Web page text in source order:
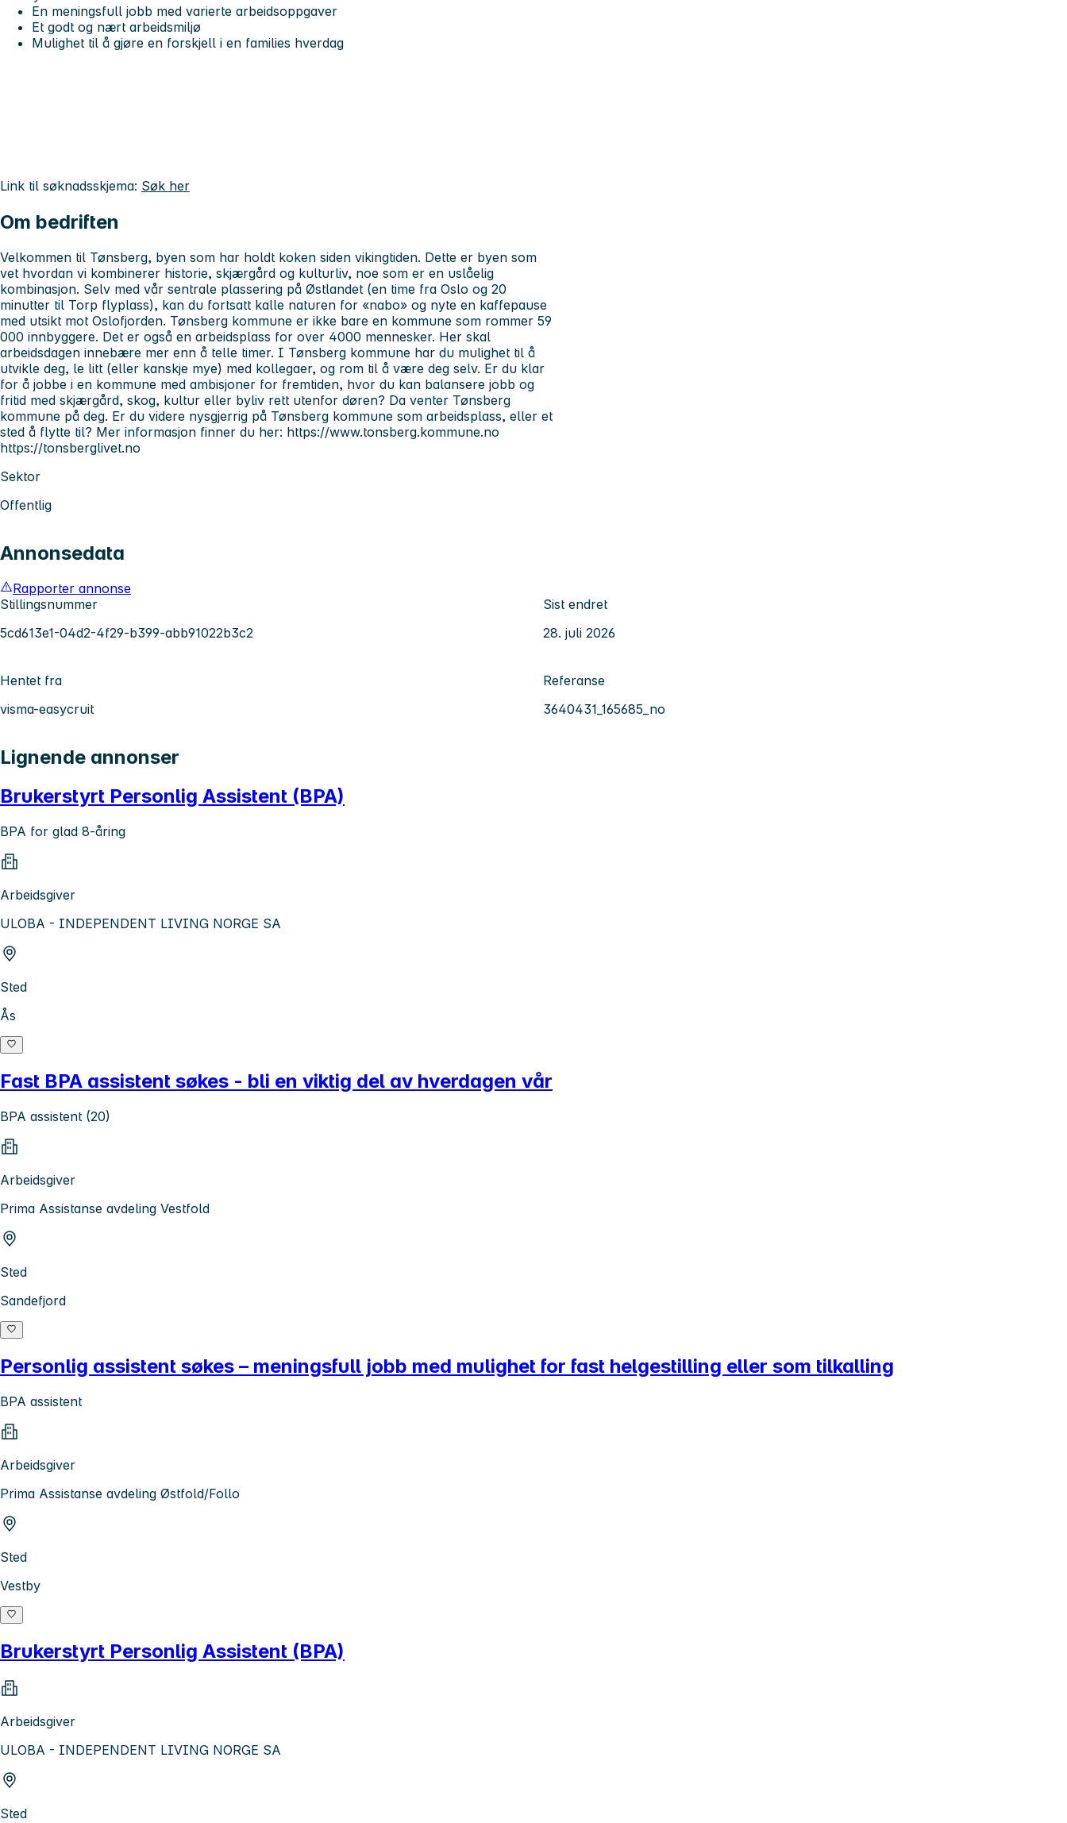
En meningsfull jobb med varierte arbeidsoppgaver
Et godt og nært arbeidsmiljø
Mulighet til å gjøre en forskjell i en families hverdag
Link til søknadsskjema: Søk her
Om bedriften
Velkommen til Tønsberg, byen som har holdt koken siden vikingtiden. Dette er byen som
vet hvordan vi kombinerer historie, skjærgård og kulturliv, noe som er en uslåelig
kombinasjon. Selv med vår sentrale plassering på Østlandet (en time fra Oslo og 20
minutter til Torp flyplass), kan du fortsatt kalle naturen for «nabo» og nyte en kaffepause
med utsikt mot Oslofjorden. Tønsberg kommune er ikke bare en kommune som rommer 59
000 innbyggere. Det er også en arbeidsplass for over 4000 mennesker. Her skal
arbeidsdagen innebære mer enn å telle timer. I Tønsberg kommune har du mulighet til å
utvikle deg, le litt (eller kanskje mye) med kollegaer, og rom til å være deg selv. Er du klar
for å jobbe i en kommune med ambisjoner for fremtiden, hvor du kan balansere jobb og
fritid med skjærgård, skog, kultur eller byliv rett utenfor døren? Da venter Tønsberg
kommune på deg. Er du videre nysgjerrig på Tønsberg kommune som arbeidsplass, eller et
sted å flytte til? Mer informasjon finner du her: https://www.tonsberg.kommune.no
https://tonsberglivet.no
Sektor
Offentlig
Annonsedata
Rapporter annonse
Stillingsnummer
5cd613e1-04d2-4f29-b399-abb91022b3c2
Sist endret
28. juli 2026
Hentet fra
visma-easycruit
Referanse
3640431_165685_no
Lignende annonser
Brukerstyrt Personlig Assistent (BPA)
BPA for glad 8-åring
Arbeidsgiver
ULOBA - INDEPENDENT LIVING NORGE SA
Sted
Ås
Fast BPA assistent søkes - bli en viktig del av hverdagen vår
BPA assistent (20)
Arbeidsgiver
Prima Assistanse avdeling Vestfold
Sted
Sandefjord
Personlig assistent søkes – meningsfull jobb med mulighet for fast helgestilling eller som tilkalling
BPA assistent
Arbeidsgiver
Prima Assistanse avdeling Østfold/Follo
Sted
Vestby
Brukerstyrt Personlig Assistent (BPA)
Arbeidsgiver
ULOBA - INDEPENDENT LIVING NORGE SA
Sted